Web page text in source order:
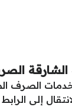
الشارقة
الصرف
إلى الرابط